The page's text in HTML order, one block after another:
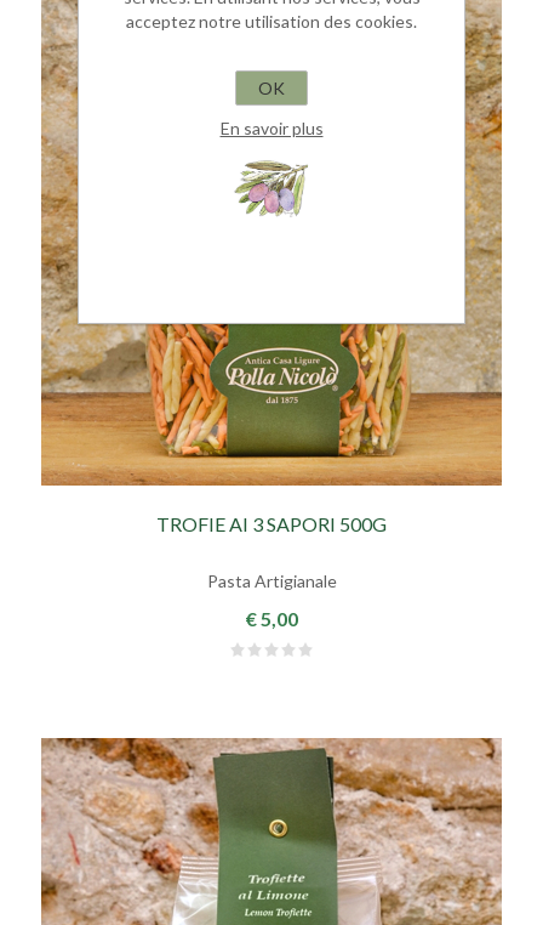
TROFIE AI 3 SAPORI 500G
Pasta Artigianale
€ 5,00
acceptez notre utilisation des cookies.
OK
En savoir plus